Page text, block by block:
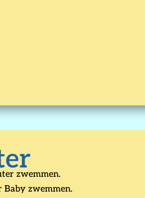
zwemmen.
Baby zwemmen.